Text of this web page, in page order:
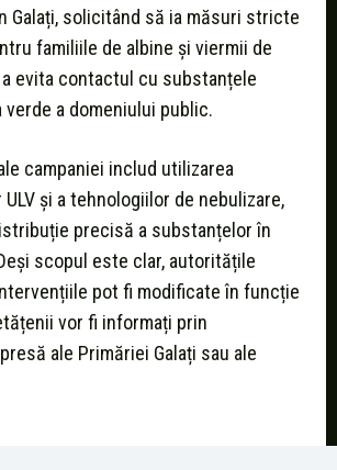
Galați, solicitând să ia măsuri stricte
familiile de albine și viermii de
evita contactul cu substanțele
a domeniului public.
campaniei includ utilizarea
și a tehnologiilor de nebulizare,
precisă a substanțelor în
scopul este clar, autoritățile
pot fi modificate în funcție
vor fi informați prin
ale Primăriei Galați sau ale